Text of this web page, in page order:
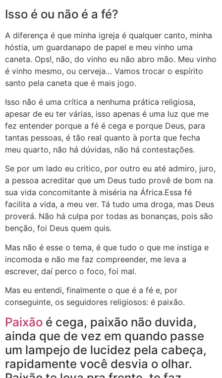
Isso é ou não é a fé?
A diferença é que minha igreja é qualquer canto, minha
hóstia, um guardanapo de papel e meu vinho uma
caneta. Ops!, não, do vinho eu não abro mão. Meu vinho
é vinho mesmo, ou cerveja… Vamos trocar o espírito
santo pela caneta que é mais jogo.
Isso não é uma crítica a nenhuma prática religiosa,
apesar de eu ter várias, isso apenas é uma luz que me
fez entender porque a fé é cega e porque Deus, para
tantas pessoas, é tão real quanto à porta que fecha
meu quarto, não há dúvidas, não há contestações.
Se por um lado eu critico, por outro eu até admiro, juro,
a pessoa acreditar que um Deus tudo provê de bom na
sua vida concomitante à miséria na África.Essa fé
facilita a vida, a meu ver. Tá tudo uma droga, mas Deus
proverá. Não há culpa por todas as bonanças, pois são
benção, foi Deus quem quis.
Mas não é esse o tema, é que tudo o que me instiga e
incomoda e não me faz compreender, me leva a
escrever, daí perco o foco, foi mal.
Mas eu entendi, finalmente o que é a fé e, por
conseguinte, os seguidores religiosos: é paixão.
Paixão é cega, paixão não duvida,
ainda que de vez em quando passe
um lampejo de lucidez pela cabeça,
rapidamente você desvia o olhar.